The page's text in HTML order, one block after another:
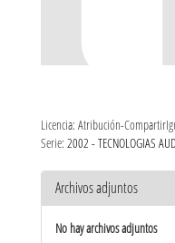
Licencia: Atribución-
Serie: 2002 - TECNOLOGIAS
Archivos adjuntos
No hay archivos adjuntos